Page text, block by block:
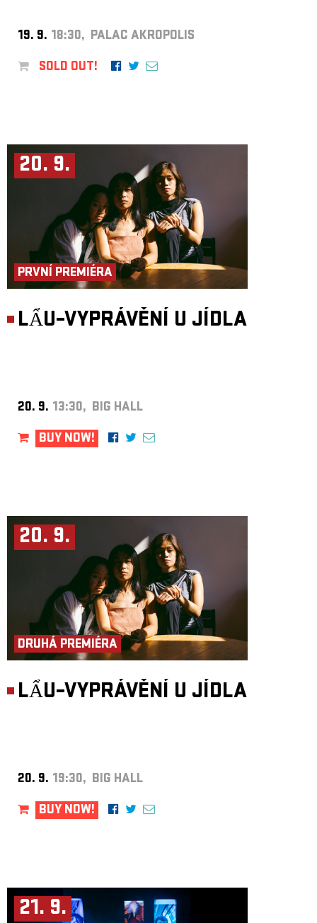
19. 9. 18:30, PALAC AKROPOLIS
SOLD OUT!
20. 9.
PRVNÍ PREMIÉRA
LẨU–VYPRÁVĚNÍ U JÍDLA
20. 9. 13:30, BIG HALL
BUY NOW!
20. 9.
DRUHÁ PREMIÉRA
LẨU–VYPRÁVĚNÍ U JÍDLA
20. 9. 19:30, BIG HALL
BUY NOW!
21. 9.